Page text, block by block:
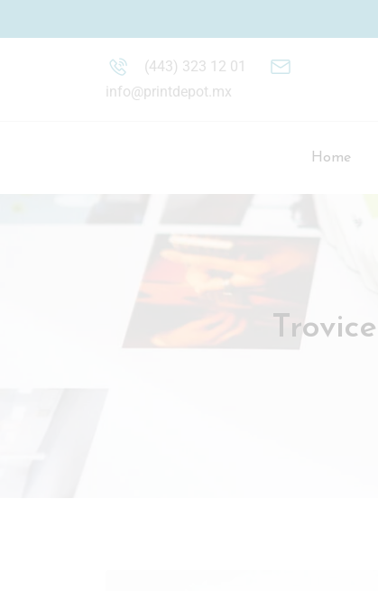
(443) 323 12 01
info@printdepot.mx
Home